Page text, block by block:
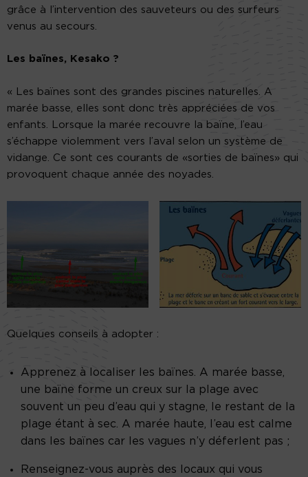
grâce à l’intervention des sauveteurs ou des surfeurs
venus au secours.
Les baïnes, Kesako ?
« Les baïnes sont des grandes piscines naturelles. A
marée basse, elles sont donc très appréciées de vos
enfants. Lorsque la marée recouvre la baïne, l’eau
s’échappe violemment vers l’aval selon un système de
vidange. Ce sont ces courants de «sorties de baïnes» qui
provoquent chaque année des noyades.
Quelques conseils à adopter :
Apprenez à localiser les baïnes. A marée basse,
une baïne forme un creux sur la plage avec
souvent un peu d’eau qui y stagne, le restant de la
plage étant à sec. A marée haute, l’eau est calme
dans les baïnes car les vagues n’y déferlent pas ;
Renseignez-vous auprès des locaux qui vous